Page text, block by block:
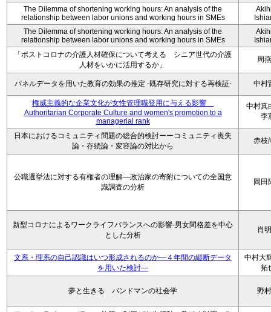
The Dilemma of shortening working hours: An analysis of the
relationship between labor unions and working hours in SMEs
The Dilemma of shortening working hours: An analysis of the
relationship between labor unions and working hours in SMEs
「ポストコロナの介護人材確保について考える シニア世代の介護
人材をいかに活用するか」
周
パネルデータを用いた教育の効果の推定 -既存研究に対する再検証- 中村
権威主義的な企業文化が女性管理職登用に与える影響
Authoritarian Corporate Culture and women's promotion to a
managerial rank
中村
李
日本におけるコミュニティ問題の総合的検討ーーコミュニティ喪失
論・存続論・変容論の対比から
赤枝
公職選挙法に対する有権者の理解―政治家の寄附についての全国意
識調査の分析
岡田
新型コロナによるワークライフバランスへの影響-男女間格差を中心
とした分析
肖
文系・理系の自己認識はいつ形成されるのか―４年間の縦断データ
を用いた検討―
中村大
拓
夢と生きる バンドマンの社会学 野